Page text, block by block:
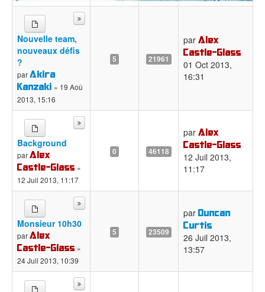
Nouvelle team,
nouveaux défis
?
parAkira
Kanzaki » 19 Aoû
2013, 15:16
5 21961
par Alex
Castle-Glass
01 Oct 2013,
16:31
Background
parAlex
Castle-Glass »
12 Juil 2013, 11:17
0 46118
par Alex
Castle-Glass
12 Juil 2013,
11:17
Monsieur 10h30
parAlex
Castle-Glass »
24 Juil 2013, 10:39
5 23509
par Duncan
Curtis
26 Juil 2013,
13:57